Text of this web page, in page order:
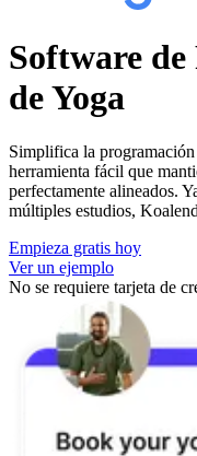
Software de
de Yoga
Simplifica la
herramienta fácil que
perfectamente alineados.
múltiples estudios,
Empieza gratis hoy
Ver un ejemplo
No se requiere tarjeta de